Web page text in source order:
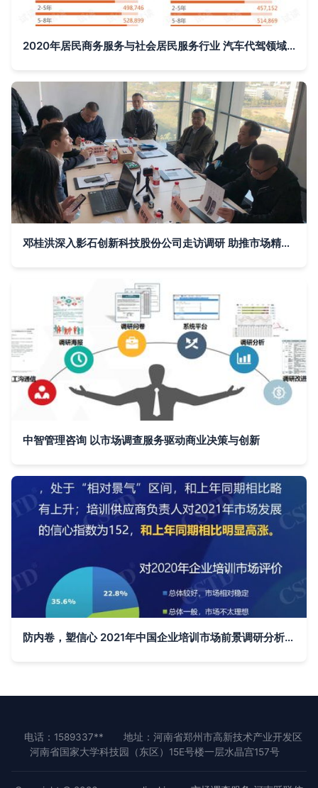
2020年居民商务服务与社会居民服务行业 汽车代驾领域市场调查报告与分析
邓桂洪深入影石创新科技股份公司走访调研 助推市场精准服务升级
中智管理咨询 以市场调查服务驱动商业决策与创新
防内卷，塑信心 2021年中国企业培训市场前景调研分析报告
电话：1589337**
地址：河南省郑州市高新技术产业开发区
河南省国家大学科技园（东区）15E号楼一层水晶宫157号